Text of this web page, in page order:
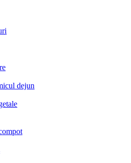
dejun